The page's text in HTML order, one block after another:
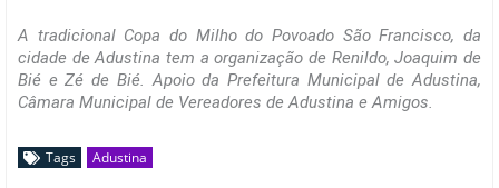
A tradicional Copa do Milho do Povoado São Francisco, da
cidade de Adustina tem a organização de Renildo, Joaquim de
Bié e Zé de Bié. Apoio da Prefeitura Municipal de Adustina,
Câmara Municipal de Vereadores de Adustina e Amigos.
Tags Adustina